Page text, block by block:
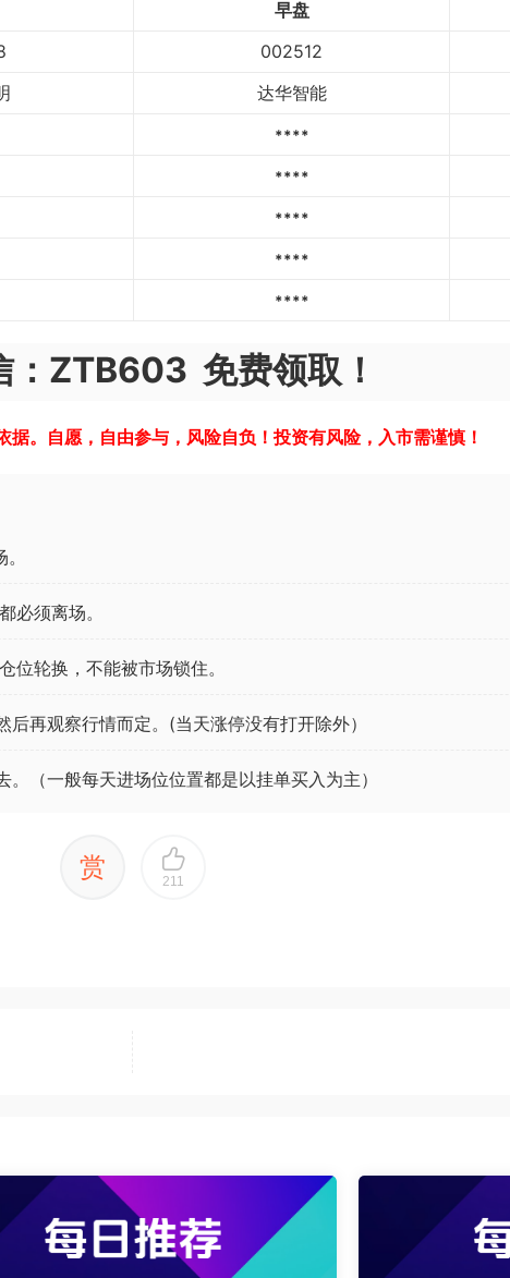
早盘
002512
达华智能
****
****
****
****
****
：ZTB603 免费领取！
。自愿，自由参与，风险自负！投资有风险，入市需谨慎！
必须离场。
轮换，不能被市场锁住。
再观察行情而定。(当天涨停没有打开除外）
（一般每天进场位位置都是以挂单买入为主）
赏 211